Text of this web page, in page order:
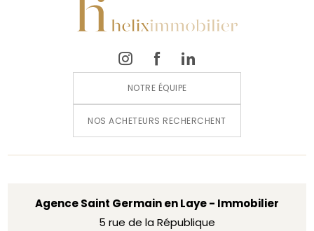
NOTRE ÉQUIPE
NOS ACHETEURS RECHERCHENT
Agence Saint Germain en Laye - Immobilier
5 rue de la République